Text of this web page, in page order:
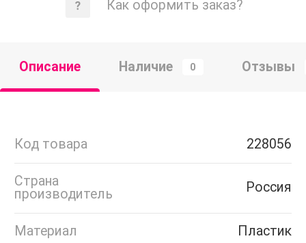
Как оформить заказ?
Описание Наличие 0 Отзывы
Код товара 228056
Страна
производитель
Россия
Материал Пластик